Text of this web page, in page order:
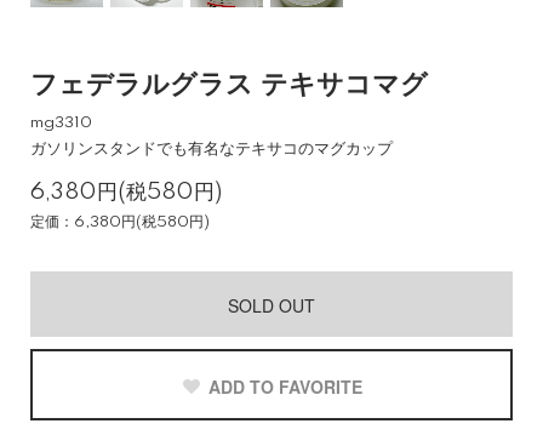
フェデラルグラス テキサコマグ
mg3310
ガソリンスタンドでも有名なテキサコのマグカップ
6,380円(税580円)
定価：6,380円(税580円)
SOLD OUT
ADD TO FAVORITE